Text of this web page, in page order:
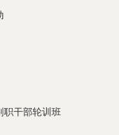
职干部轮训班